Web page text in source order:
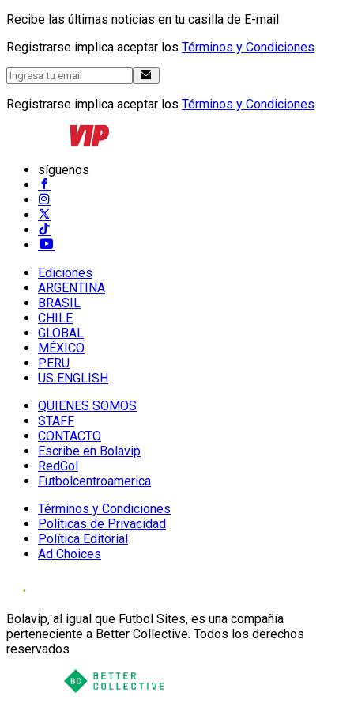
Recibe las últimas noticias en tu casilla de E-mail
Registrarse implica aceptar los Términos y Condiciones
Registrarse implica aceptar los Términos y Condiciones
síguenos
Ediciones
ARGENTINA
BRASIL
CHILE
GLOBAL
MÉXICO
PERU
US ENGLISH
QUIENES SOMOS
STAFF
CONTACTO
Escribe en Bolavip
RedGol
Futbolcentroamerica
Términos y Condiciones
Políticas de Privacidad
Política Editorial
Ad Choices
Bolavip, al igual que Futbol Sites, es una compañía
perteneciente a Better Collective. Todos los derechos
reservados